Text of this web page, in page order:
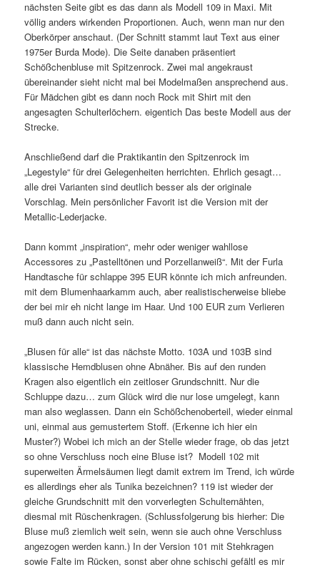
nächsten Seite gibt es das dann als Modell 109 in Maxi. Mit
völlig anders wirkenden Proportionen. Auch, wenn man nur den
Oberkörper anschaut. (Der Schnitt stammt laut Text aus einer
1975er Burda Mode). Die Seite danaben präsentiert
Schößchenbluse mit Spitzenrock. Zwei mal angekraust
übereinander sieht nicht mal bei Modelmaßen ansprechend aus.
Für Mädchen gibt es dann noch Rock mit Shirt mit den
angesagten Schulterlöchern. eigentich Das beste Modell aus der
Strecke.
Anschließend darf die Praktikantin den Spitzenrock im
„Legestyle“ für drei Gelegenheiten herrichten. Ehrlich gesagt…
alle drei Varianten sind deutlich besser als der originale
Vorschlag. Mein persönlicher Favorit ist die Version mit der
Metallic-Lederjacke.
Dann kommt „inspiration“, mehr oder weniger wahllose
Accessores zu „Pastelltönen und Porzellanweiß“. Mit der Furla
Handtasche für schlappe 395 EUR könnte ich mich anfreunden.
mit dem Blumenhaarkamm auch, aber realistischerweise bliebe
der bei mir eh nicht lange im Haar. Und 100 EUR zum Verlieren
muß dann auch nicht sein.
„Blusen für alle“ ist das nächste Motto. 103A und 103B sind
klassische Hemdblusen ohne Abnäher. Bis auf den runden
Kragen also eigentlich ein zeitloser Grundschnitt. Nur die
Schluppe dazu… zum Glück wird die nur lose umgelegt, kann
man also weglassen. Dann ein Schößchenoberteil, wieder einmal
uni, einmal aus gemustertem Stoff. (Erkenne ich hier ein
Muster?) Wobei ich mich an der Stelle wieder frage, ob das jetzt
so ohne Verschluss noch eine Bluse ist? Modell 102 mit
superweiten Ärmelsäumen liegt damit extrem im Trend, ich würde
es allerdings eher als Tunika bezeichnen? 119 ist wieder der
gleiche Grundschnitt mit den vorverlegten Schulternähten,
diesmal mit Rüschenkragen. (Schlussfolgerung bis hierher: Die
Bluse muß ziemlich weit sein, wenn sie auch ohne Verschluss
angezogen werden kann.) In der Version 101 mit Stehkragen
sowie Falte im Rücken, sonst aber ohne schischi gefältl es mir